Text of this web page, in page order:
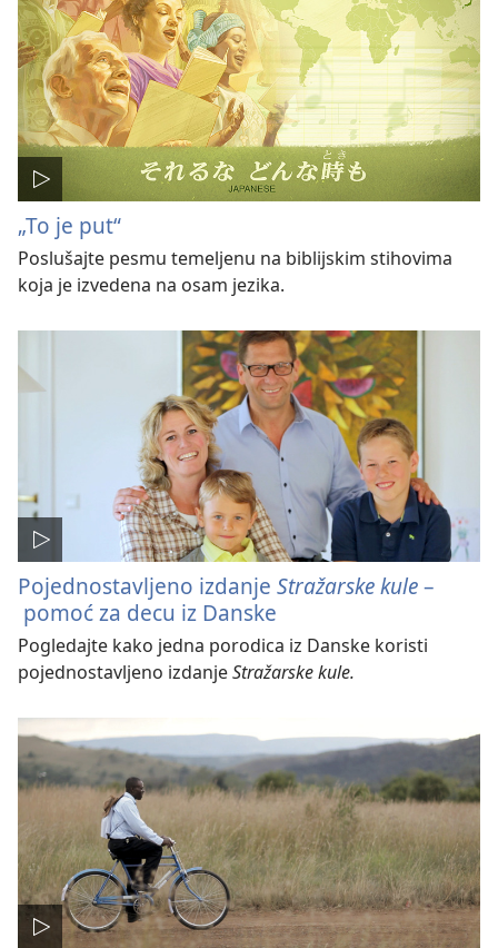
„To je put“
Poslušajte pesmu temeljenu na biblijskim stihovima
koja je izvedena na osam jezika.
Pojednostavljeno izdanje Stražarske kule–
pomoć za decu iz Danske
Pogledajte kako jedna porodica iz Danske koristi
pojednostavljeno izdanjeStražarske kule.